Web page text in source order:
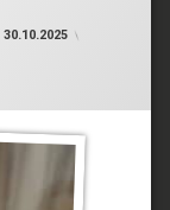
30.10.2025